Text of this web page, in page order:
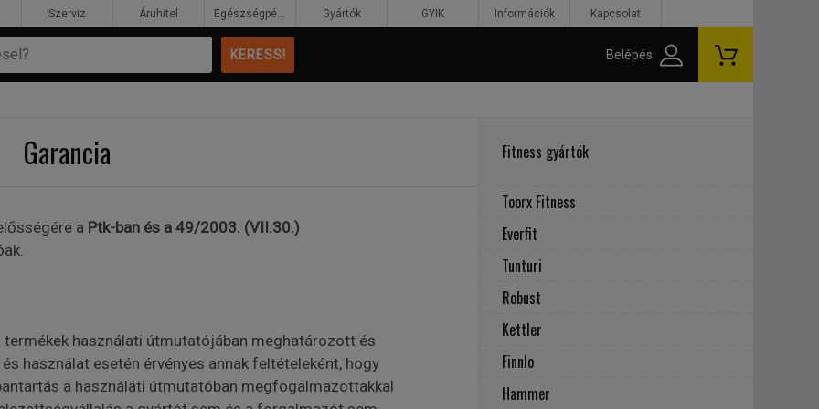
Garancia
a Ptk-ban és a 49/2003. (VII.30.)
termékek használati útmutatójában meghatározott és
használat esetén érvényes annak feltételeként, hogy
a használati útmutatóban megfogalmazottakkal
Fitness gyártók
Toorx Fitness
Everfit
Tunturi
Robust
Kettler
Finnlo
Hammer
Szerviz Áruhitel Egészségpénztár Gyártók GYIK Információk Kapcsolat
Belépés